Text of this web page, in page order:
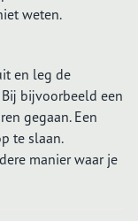
weten.
en leg de
bijvoorbeeld een
gegaan. Een
te slaan.
manier waar je